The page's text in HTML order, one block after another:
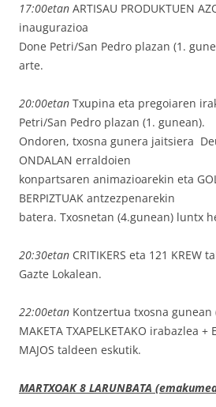
17:00etan ARTISAU PRODUKTUEN
inaugurazioa
Done Petri/San Pedro plazan (1.
arte.
20:00etan Txupina eta pregoiaren
Petri/San Pedro plazan (1. gunean).
Ondoren, txosna gunera jaitsiera
ONDALAN erraldoien
konpartsaren animazioarekin eta
BERPIZTUAK antzezpenarekin
batera. Txosnetan (4.gunean) luntx
20:30etan CRITIKERS eta 121 KREW
Gazte Lokalean.
22:00etan Kontzertua txosna gunean
MAKETA TXAPELKETAKO irabazlea +
MAJOS taldeen eskutik.
MARTXOAK 8 LARUNBATA